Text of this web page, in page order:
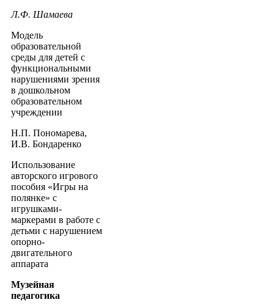
Л.Ф. Шамаева
Модель
образовательной
среды для детей с
функциональными
нарушениями зрения
в дошкольном
образовательном
учреждении
Н.П. Пономарева,
И.В. Бондаренко
Использование
авторского игрового
пособия «Игры на
полянке» с
игрушками-
маркерами в работе с
детьми с нарушением
опорно-
двигательного
аппарата
Музейная
педагогика